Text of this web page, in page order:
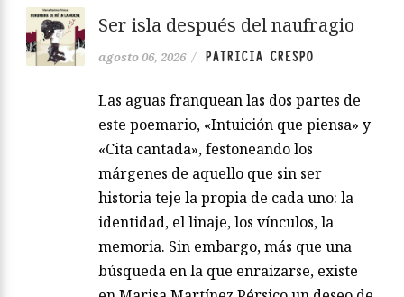
Ser isla después del naufragio
agosto 06, 2026 / PATRICIA CRESPO
Las aguas franquean las dos partes de
este poemario, «Intuición que piensa» y
«Cita cantada», festoneando los
márgenes de aquello que sin ser
historia teje la propia de cada uno: la
identidad, el linaje, los vínculos, la
memoria. Sin embargo, más que una
búsqueda en la que enraizarse, existe